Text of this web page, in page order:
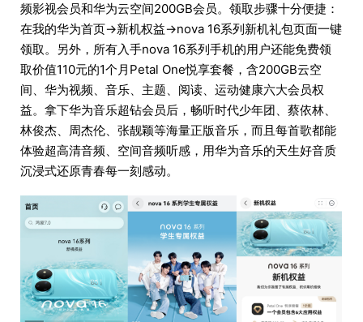
频影视会员和华为云空间200GB会员。领取步骤十分便捷：
在我的华为首页→新机权益→nova 16系列新机礼包页面一键
领取。另外，所有入手nova 16系列手机的用户还能免费领
取价值110元的1个月Petal One悦享套餐，含200GB云空
间、华为视频、音乐、主题、阅读、运动健康六大会员权
益。拿下华为音乐超钻会员后，畅听时代少年团、蔡依林、
林俊杰、周杰伦、张靓颖等海量正版音乐，而且每首歌都能
体验超高清音频、空间音频听感，用华为音乐的天生好音质
沉浸式还原青春每一刻感动。